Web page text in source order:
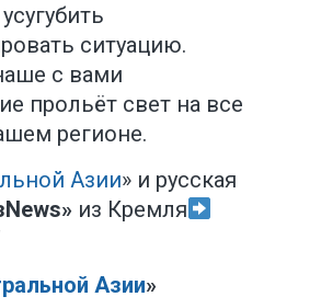
ситуацию.
с вами
прольёт свет на все
регионе.
Азии» и русская
из Кремля
Азии»